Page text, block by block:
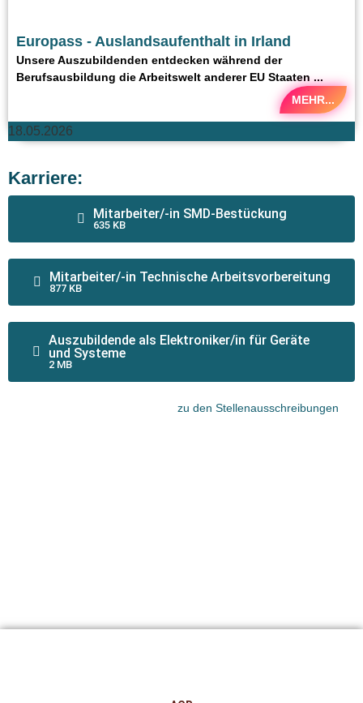
Europass - Auslandsaufenthalt in Irland
Unsere Auszubildenden entdecken während der
Berufsausbildung die Arbeitswelt anderer EU Staaten ...
MEHR...
18.05.2026
Karriere:
Mitarbeiter/-in SMD-Bestückung
635 KB
Mitarbeiter/-in Technische Arbeitsvorbereitung
877 KB
Auszubildende als Elektroniker/in für Geräte
und Systeme
2 MB
zu den Stellenausschreibungen